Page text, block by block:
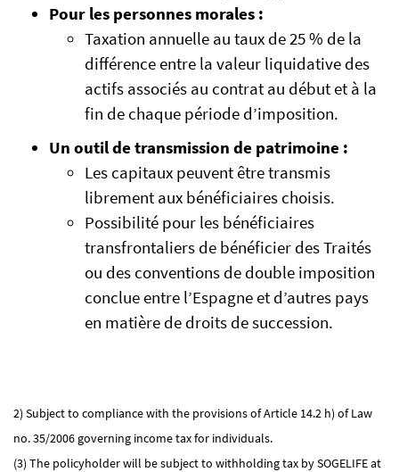
Pour les personnes morales :
Taxation annuelle au taux de 25 % de la
différence entre la valeur liquidative des
actifs associés au contrat au début et à la
fin de chaque période d’imposition.
Un outil de transmission de patrimoine :
Les capitaux peuvent être transmis
librement aux bénéficiaires choisis.
Possibilité pour les bénéficiaires
transfrontaliers de bénéficier des Traités
ou des conventions de double imposition
conclue entre l’Espagne et d’autres pays
en matière de droits de succession.
2) Subject to compliance with the provisions of Article 14.2 h) of Law
no. 35/2006 governing income tax for individuals.
(3) The policyholder will be subject to withholding tax by SOGELIFE at